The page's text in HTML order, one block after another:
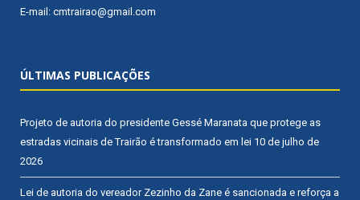
E-mail: cmtrairao@gmail.com
ÚLTIMAS PUBLICAÇÕES
Projeto de autoria do presidente Gessé Maranata que protege as
estradas vicinais de Trairão é transformado em lei 10 de julho de
2026
Lei de autoria do vereador Zezinho da Zane é sancionada e reforça a